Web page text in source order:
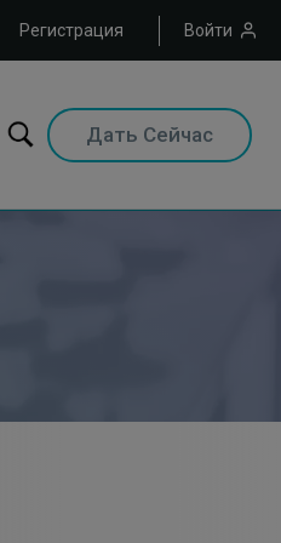
Регистрация Войти
Дать Сейчас